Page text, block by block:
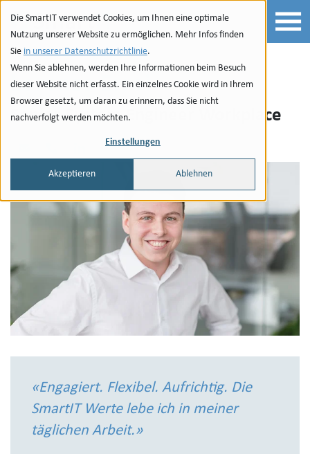
Die SmartIT verwendet Cookies, um Ihnen eine optimale
Nutzung unserer Website zu ermöglichen. Mehr Infos finden
Sie in unserer Datenschutzrichtlinie.
Wenn Sie ablehnen, werden Ihre Informationen beim Besuch
dieser Website nicht erfasst. Ein einzelnes Cookie wird in Ihrem
Browser gesetzt, um daran zu erinnern, dass Sie nicht
nachverfolgt werden möchten.
Einstellungen
Akzeptieren Ablehnen
Zur Navigation
zu den Quicklinks
Zur Suche
Zum Inhalt
Lorenzo Erroi
Senior System Engineer Workplace
«Engagiert. Flexibel. Aufrichtig. Die
SmartIT Werte lebe ich in meiner
täglichen Arbeit.»